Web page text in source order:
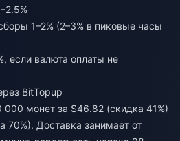
1–2% (2–3% в пиковые часы
если валюта оплаты не
BitTopup
000 монет за $46.82 (скидка 41%)
70%). Доставка занимает от